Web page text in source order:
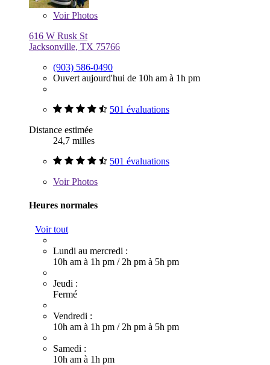
VoirPhotos
616 W Rusk St
Jacksonville, TX 75766
(903) 586-0490
Ouvert aujourd'hui de 10h am à 1h pm
501 évaluations
Distance estimée
24,7 milles
501 évaluations
VoirPhotos
Heures normales
Voir tout
Lundi au mercredi :
10h am à 1h pm / 2h pm à 5h pm
Jeudi :
Fermé
Vendredi :
10h am à 1h pm / 2h pm à 5h pm
Samedi :
10h am à 1h pm